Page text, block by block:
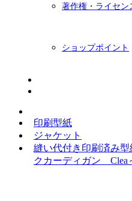
著作権・ライセン
ショップポイント
印刷型紙
ジャケット
縫い代付き印刷済み
クカーディガン Clea